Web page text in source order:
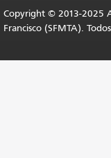
Copyright © 2013-2025
Francisco (SFMTA).